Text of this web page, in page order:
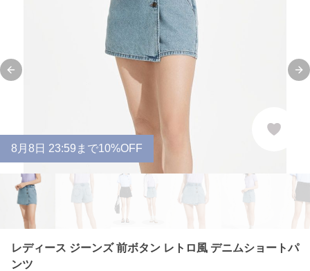
Previous slide
8 月 8 日 23:59まで10%OFF
レディース ジーンズ 前ボタン レトロ風 デニムショートパ
ンツ